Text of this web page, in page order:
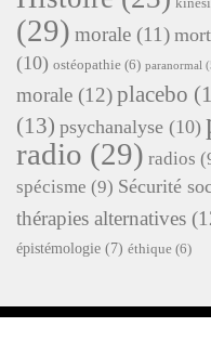
(29) morale (11) mort
(10) ostéopathie (6) paranormal
morale (12)placebo
(13) psychanalyse (10)
radio (29) radios
spécisme (9) Sécurité
thérapies alternatives
épistémologie (7) éthique (6)